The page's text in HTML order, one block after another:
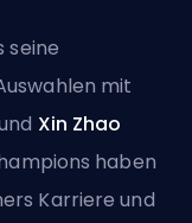
mit
Xin Zhao
haben
Karriere und